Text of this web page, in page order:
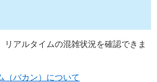
アルタイムの混雑状況を確認できま
（バカン）について